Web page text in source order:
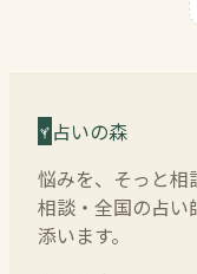
占いの森
悩みを、そっと相
相談・全国の占い
添います。